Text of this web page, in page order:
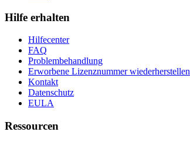
Hilfe erhalten
Hilfecenter
FAQ
Problembehandlung
Erworbene Lizenznummer wiederherstellen
Kontakt
Datenschutz
EULA
Ressourcen